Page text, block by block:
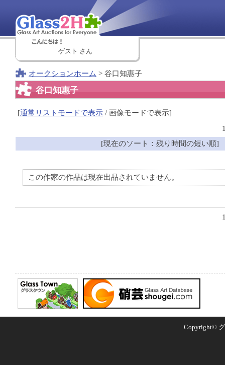
ゲスト さん
オークションホーム > 谷口知惠子
谷口知惠子
[通常リストモードで表示 / 画像モードで表示]
[現在のソート：残り時間の短い順]
この作家の作品は現在出品されていません。
Copyright© グ